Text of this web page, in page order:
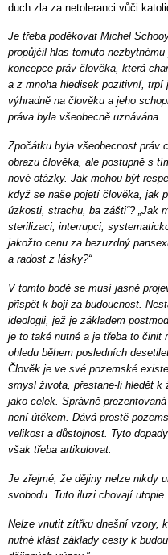
duch zla za netoleranci vůči
Je třeba poděkovat Michel
propůjčil hlas tomuto
koncepce práv člověka, která
a z mnoha hledisek pozitivní,
výhradně na člověku a jeho
práva byla všeobecně uznávána.
Zpočátku byla všeobecnost práv
obrazu člověka, ale postupně s
nové otázky. Jak mohou být
když se naše pojetí člověka, jak
úzkosti, strachu, ba zášti“? „Jak
sterilizaci, interrupci,
jakožto cenu za bezuzdný
a radost z lásky?“
V tomto bodě se musí jasně
přispět k boji za budoucnost.
ideologii, jež je základem
je to také nutné a je třeba to
ohledu během posledních
Člověk je ve své pozemské
smysl života, přestane-li hledět k
jako celek. Správně
není útěkem. Dává prostě
velikost a důstojnost. Tyto
však třeba artikulovat.
Je zřejmé, že dějiny nelze nikdy
svobodu. Tuto iluzi chovají utopie.
Nelze vnutit zítřku dnešní vzory,
nutné klást základy cesty k